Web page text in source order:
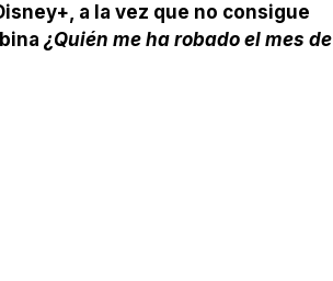
a la vez que no consigue
¿Quién me ha robado el mes de